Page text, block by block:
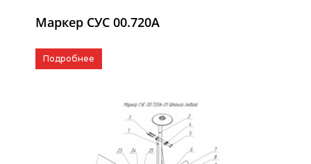
Маркер СУС 00.720А
Подробнее